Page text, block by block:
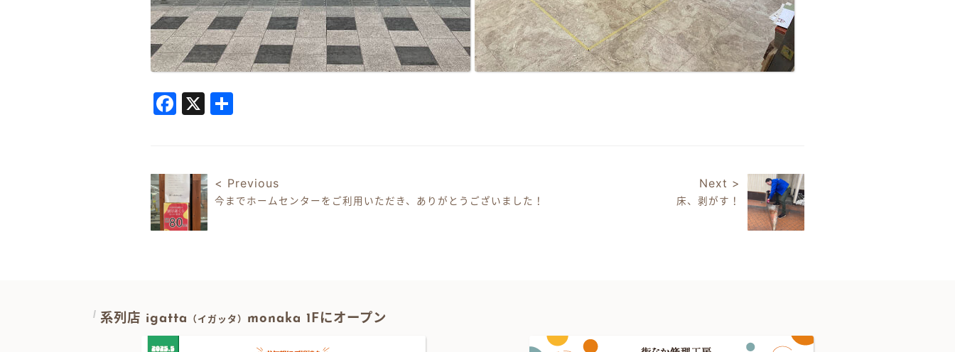
Facebook
X
投稿ナビゲーション
< Previous
今までホームセンターをご利用いただき、ありがとうございました！
Next >
床、剥がす！
系列店 igatta （イガッタ） monaka 1Fにオープン